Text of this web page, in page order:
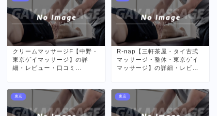
クリームマッサージF【中野・
東京ゲイマッサージ】の詳
細・レビュー・口コミ…
R-nap【三軒茶屋・タイ古式
マッサージ・整体・東京ゲイ
マッサージ】の詳細・レビ…
東京 東京